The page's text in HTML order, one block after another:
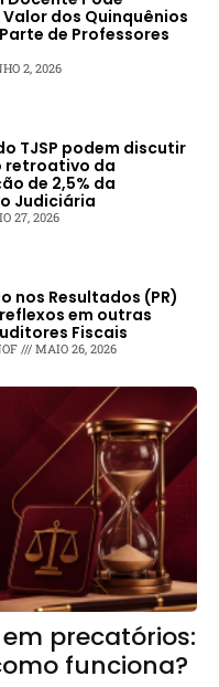
dos Quinquênios
de Professores
2, 2026
TJSP podem discutir
retroativo da
de 2,5% da
Judiciária
27, 2026
nos Resultados (PR)
em outras
Fiscais
MAIO 26, 2026
precatórios:
funciona?